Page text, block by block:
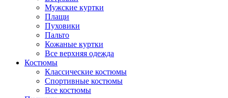
Мужские куртки
Плащи
Пуховики
Пальто
Кожаные куртки
Все верхняя одежда
Костюмы
Классические костюмы
Спортивные костюмы
Все костюмы